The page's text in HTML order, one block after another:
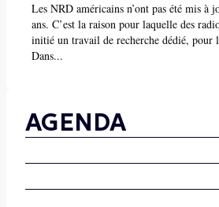
Les NRD américains n’ont pas été mis à
ans. C’est la raison pour laquelle des
initié un travail de recherche dédié, pour
Dans...
AGENDA